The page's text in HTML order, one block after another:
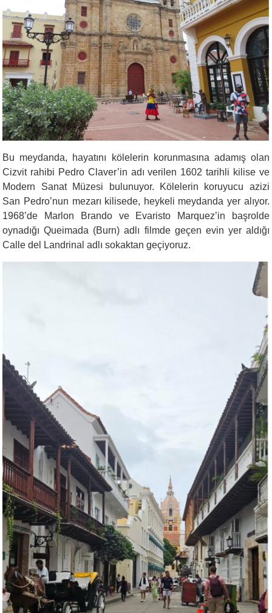
Bu meydanda, hayatını kölelerin korunmasına adamış olan
Cizvit rahibi Pedro Claver’in adı verilen 1602 tarihli kilise ve
Modern Sanat Müzesi bulunuyor. Kölelerin koruyucu azizi
San Pedro’nun mezarı kilisede, heykeli meydanda yer alıyor.
1968’de Marlon Brando ve Evaristo Marquez’in başrolde
oynadığı Queimada (Burn) adlı filmde geçen evin yer aldığı
Calle del Landrinal adlı sokaktan geçiyoruz.